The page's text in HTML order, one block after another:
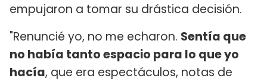
empujaron a tomar su drástica decisión.
"Renuncié yo, no me echaron. Sentía que
no había tanto espacio para lo que yo
hacía, que era espectáculos, notas de